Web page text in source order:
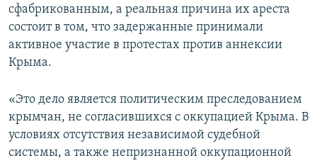
сфабрикованным, а реальная причина их ареста
состоит в том, что задержанные принимали
активное участие в протестах против аннексии
Крыма.
«Это дело является политическим преследованием
крымчан, не согласившихся с оккупацией Крыма. В
условиях отсутствия независимой судебной
системы, а также непризнанной оккупационной